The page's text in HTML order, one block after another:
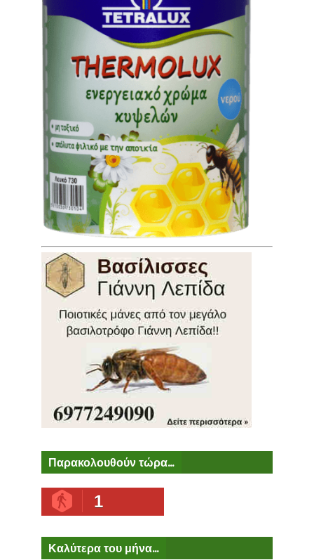
Παρακολουθούν τώρα...
1
Καλύτερα του μήνα...